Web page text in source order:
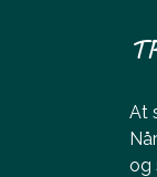
At
og